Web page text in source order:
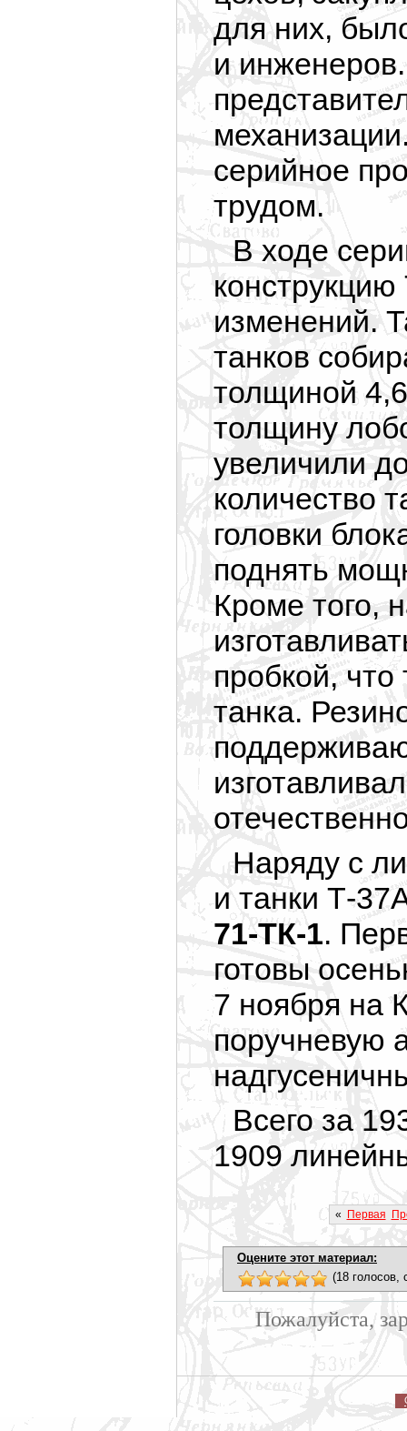
для них,
и
серийное
трудом.
В ходе
изменений.
танков
толщиной
толщину
увеличили
количество
головки
поднять
Кроме того,
пробкой, что
танка.
Наряду с
и танки Т-
71-ТК-1.
готовы
7 ноября на
поручневую
Всего за
1909
« Первая
Оцените этот материал:
(18 голосов,
Пожалуйста,